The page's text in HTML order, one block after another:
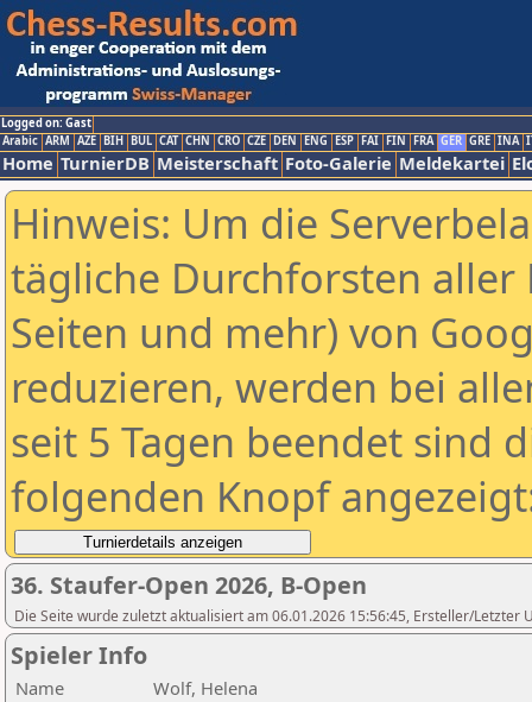
Logged on: Gast
Arabic ARM AZE BIH BUL CAT CHN CRO CZE DEN ENG ESP FAI FIN FRA GER GRE INA
Home TurnierDB Meisterschaft Foto-Galerie Meldekartei
Hinweis: Um die
tägliche Durchforsten aller
Seiten und mehr) von
reduzieren, werden bei
seit 5 Tagen beendet sind
folgenden Knopf
36. Staufer-Open 2026, B-Open
Die Seite wurde zuletzt aktualisiert am 06.01.2026 15:56:45, Ersteller/Letzter
Spieler Info
Name
Wolf, Helena